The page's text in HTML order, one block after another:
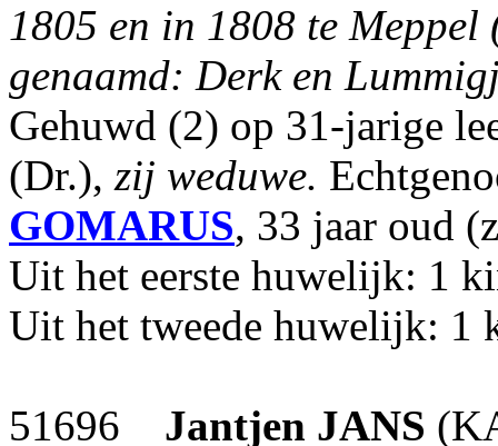
1805 en in 1808 te
genaamd: Derk en
Gehuwd (2) op 31-jarige
(Dr.), zij weduwe.
GOMARUS, 33 jaar oud
Uit het eerste huwelijk: 1
Uit het tweede huwelijk: 1
51696 Jantjen JANS